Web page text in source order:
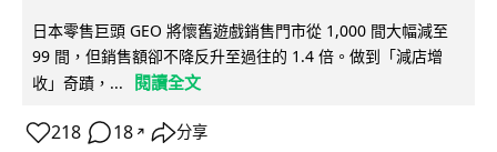
日本零售巨頭 GEO 將懷舊遊戲銷售門市從 1,000 間大幅減至
99 間，但銷售額卻不降反升至過往的 1.4 倍。做到「減店增
收」奇蹟，...
閱讀全文
218 18 ↗ 分享